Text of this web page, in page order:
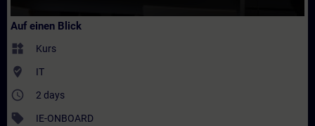
Auf einen Blick
widgets Kurs
where_to_vote IT
access_time 2 days
sell IE-ONBOARD